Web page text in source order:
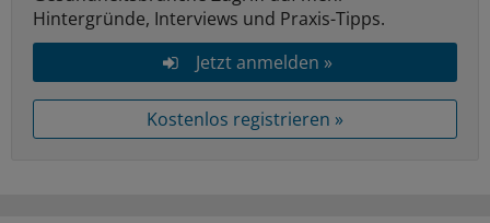
Hintergründe, Interviews und Praxis-Tipps.
Jetzt anmelden »
Kostenlos registrieren »